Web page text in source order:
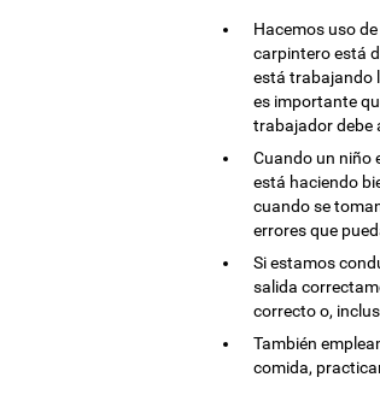
Hacemos uso
carpintero está
está trabajando
es importante
trabajador debe
Cuando un niño
está haciendo
cuando se
errores que
Si estamos
salida
correcto o,
También
comida,